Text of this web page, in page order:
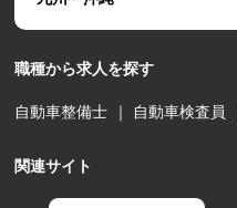
職種から求人を探す
自動車整備士 ｜ 自動車検査員
関連サイト